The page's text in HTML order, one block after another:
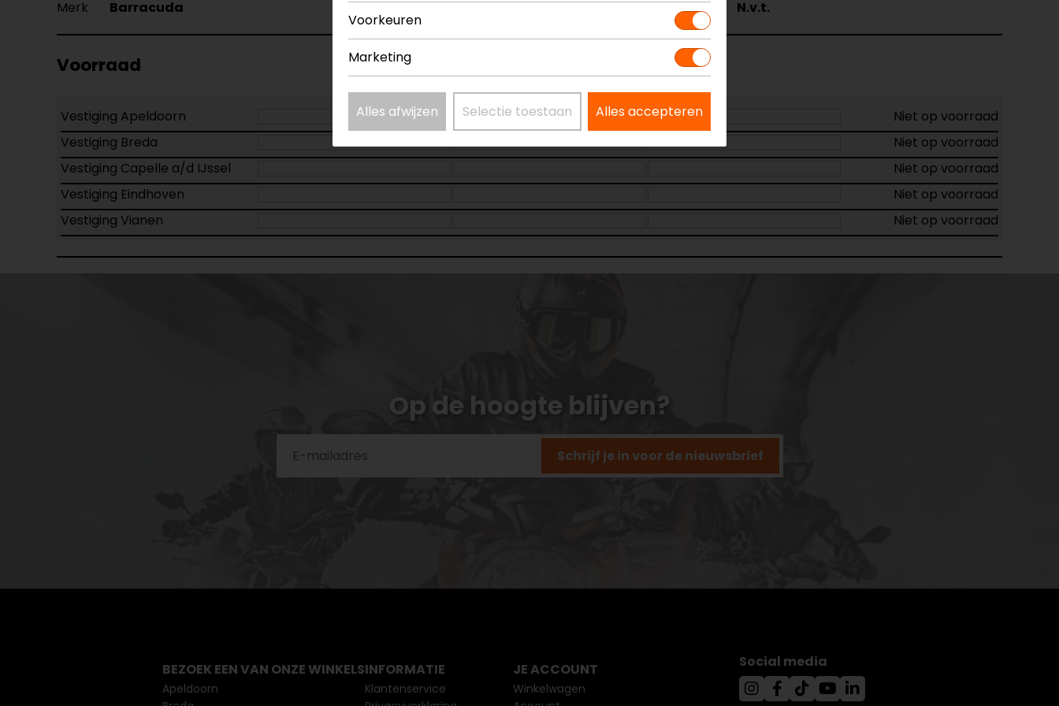
Merk
Barracuda Kleur N.v.t.
Voorraad
Vestiging Apeldoorn
Niet op voorraad
Vestiging Breda
Niet op voorraad
Vestiging Capelle a/d IJssel
Niet op voorraad
Vestiging Eindhoven
Niet op voorraad
Vestiging Vianen
Niet op voorraad
Op de hoogte blijven?
Schrijf je in voor de nieuwsbrief
Voorkeuren
Marketing
Alles afwijzen Selectie toestaan Alles accepteren
BEZOEK EEN VAN ONZE WINKELS
Apeldoorn
INFORMATIE
Klantenservice
JE ACCOUNT
Winkelwagen
Social media